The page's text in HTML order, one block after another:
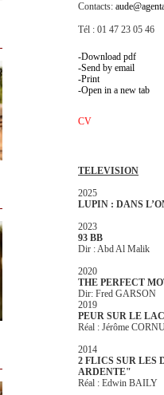
Contacts:
Tél : 01 47 23 05 46
Download pdf
Send by email
Print
Open in a new tab
CV
TELEVISION
2025
LUPIN : DANS
2023
93 BB
Dir : Abd Al Malik
2020
THE PERFECT
Dir: Fred GARSON
2019
PEUR SUR LE LAC
Réal : Jérôme
2014
2 FLICS SUR LES
ARDENTE"
Réal : Edwin BAILY